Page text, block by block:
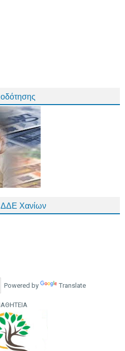
ΔΔΕ Χανίων
Powered by Translate